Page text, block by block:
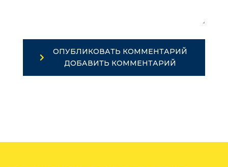
ОПУБЛИКОВАТЬ КОММЕНТАРИЙ
ДОБАВИТЬ КОММЕНТАРИЙ